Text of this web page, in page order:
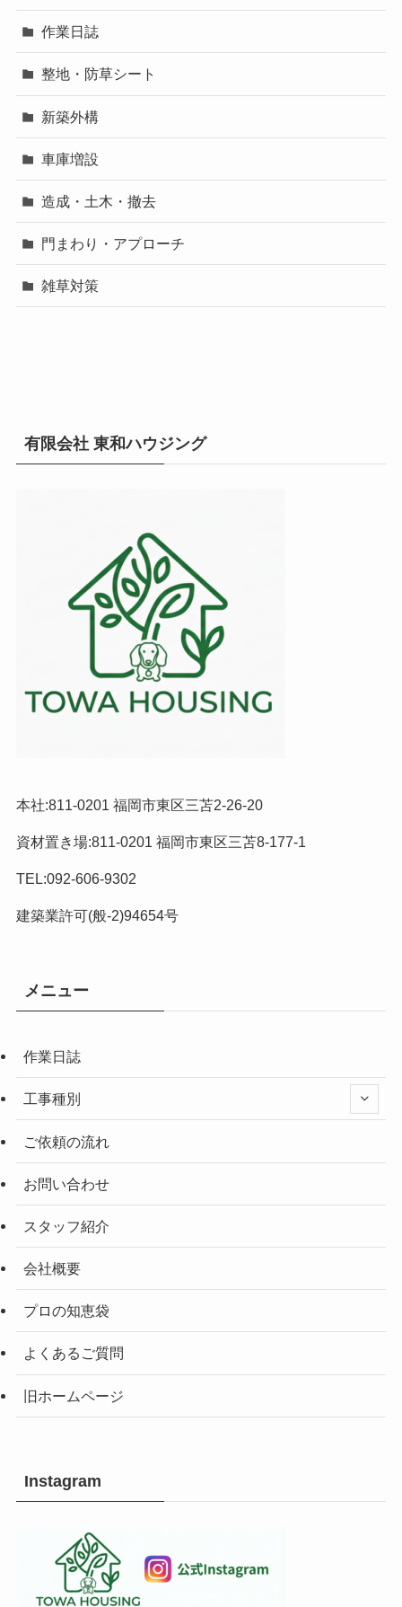
作業日誌
整地・防草シート
新築外構
車庫増設
造成・土木・撤去
門まわり・アプローチ
雑草対策
有限会社 東和ハウジング
本社:811-0201 福岡市東区三苫2-26-20
資材置き場:811-0201 福岡市東区三苫8-177-1
TEL:092-606-9302
建築業許可(般-2)94654号
メニュー
作業日誌
工事種別
ご依頼の流れ
お問い合わせ
スタッフ紹介
会社概要
プロの知恵袋
よくあるご質問
旧ホームページ
Instagram